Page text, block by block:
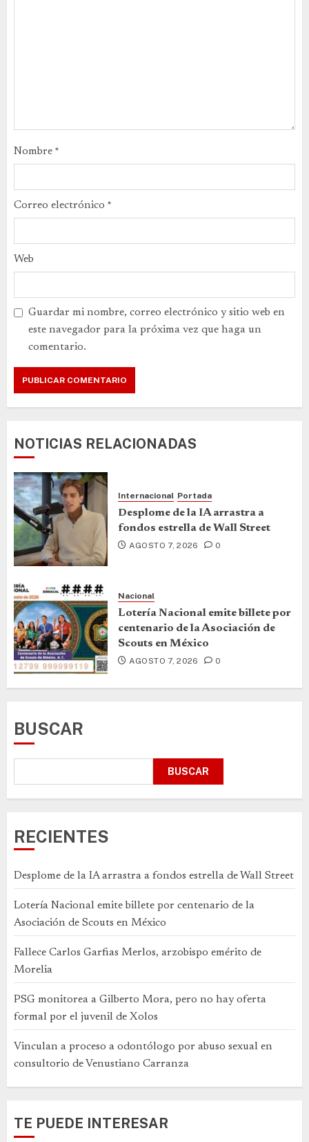
Nombre *
Correo electrónico *
Web
Guardar mi nombre, correo electrónico y sitio web en
este navegador para la próxima vez que haga un
comentario.
NOTICIAS RELACIONADAS
Internacional Portada
Desplome de la IA arrastra a
fondos estrella de Wall Street
AGOSTO 7, 2026 0
Nacional
Lotería Nacional emite billete por
centenario de la Asociación de
Scouts en México
AGOSTO 7, 2026 0
BUSCAR
BUSCAR
RECIENTES
Desplome de la IA arrastra a fondos estrella de Wall Street
Lotería Nacional emite billete por centenario de la
Asociación de Scouts en México
Fallece Carlos Garfias Merlos, arzobispo emérito de
Morelia
PSG monitorea a Gilberto Mora, pero no hay oferta
formal por el juvenil de Xolos
Vinculan a proceso a odontólogo por abuso sexual en
consultorio de Venustiano Carranza
TE PUEDE INTERESAR